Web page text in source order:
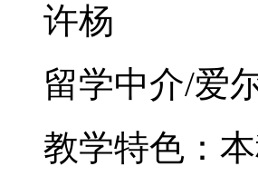
许杨
留学中介/爱
教学特色：